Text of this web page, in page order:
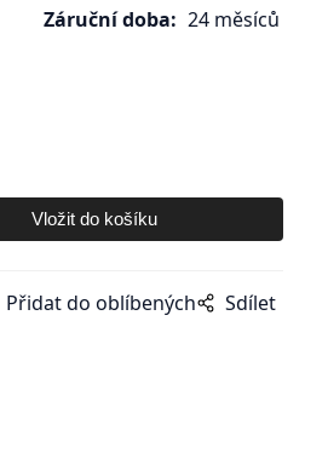
Záruční doba: 24 měsíců
Přidat do oblíbených Sdílet